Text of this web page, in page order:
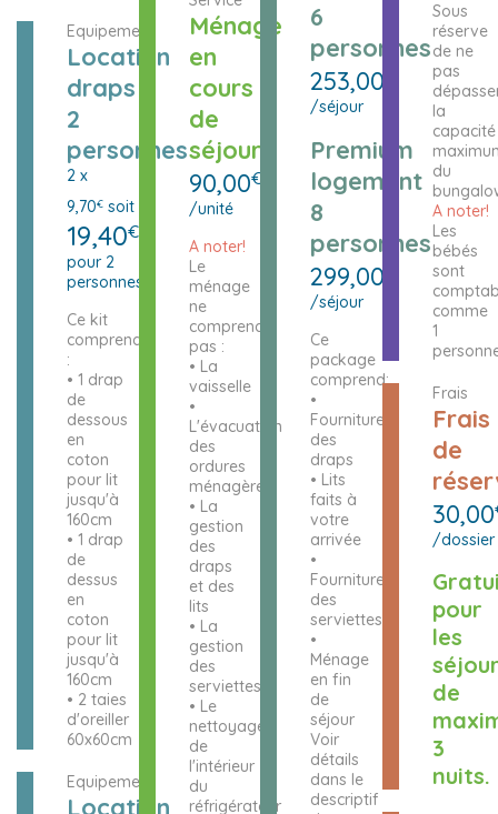
Equipement
Location
draps
2
personnes
2 x
9,70€ soit
19,40€
pour 2
personnes
Ce kit
comprend
:
• 1 drap
de
dessous
en
coton
pour lit
jusqu'à
160cm
• 1 drap
de
dessus
en
coton
pour lit
jusqu'à
160cm
• 2 taies
d'oreiller
60x60cm
Equipement
Location
Ménage
en
cours
de
séjour
90,00€
/unité
A noter!
Le
ménage
ne
comprend
pas :
• La
vaisselle
•
L'évacuation
des
ordures
ménagères
• La
gestion
des
draps
et des
lits
• La
gestion
des
serviettes
• Le
nettoyage
de
l'intérieur
du
réfrigérateur
6
personnes
253,00
/séjour
Premium
logement
8
personnes
299,00
/séjour
Ce
package
comprend:
•
Fourniture
des
draps
• Lits
faits à
votre
arrivée
•
Fourniture
des
serviettes
•
Ménage
en fin
de
séjour
Voir
détails
dans le
descriptif
Sous
réserve
de ne
pas
la
capacité
du
A noter!
Les
bébés
sont
comme
1
Frais
Frais
de
30,00
/dossier
pour
les
de
3
nuits.